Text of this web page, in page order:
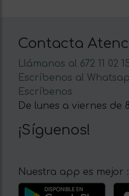
Contacta
Llámanos al 672 11 02
Escríbenos al
Escríbenos
De lunes a viernes de
¡Síguenos!
Nuestra app es mejor